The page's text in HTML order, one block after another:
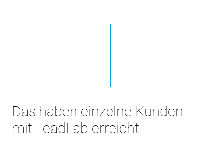
Das haben einzelne Kunden
mit LeadLab erreicht